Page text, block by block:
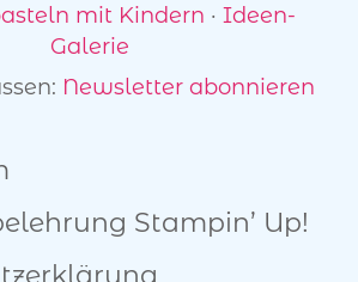
mit Kindern · Ideen-
Galerie
Newsletter abonnieren
Stampin’ Up!